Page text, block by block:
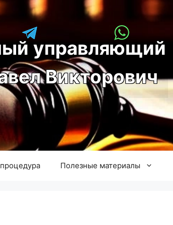
управляющий
Викторович
Полезные материалы